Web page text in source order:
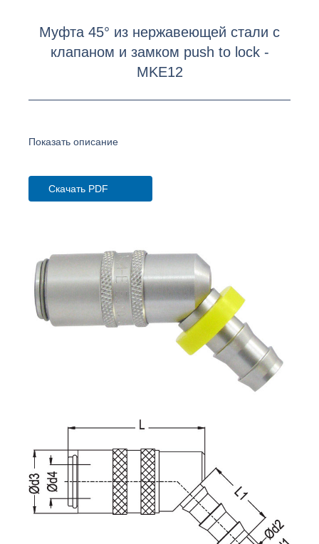
Муфта 45° из нержавеющей стали с
клапаном и замком push to lock -
MKE12
Показать описание
Скачать PDF